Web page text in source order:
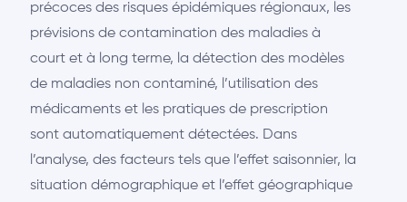
précoces des risques épidémiques régionaux, les
prévisions de contamination des maladies à
court et à long terme, la détection des modèles
de maladies non contaminé, l’utilisation des
médicaments et les pratiques de prescription
sont automatiquement détectées. Dans
l’analyse, des facteurs tels que l’effet saisonnier, la
situation démographique et l’effet géographique